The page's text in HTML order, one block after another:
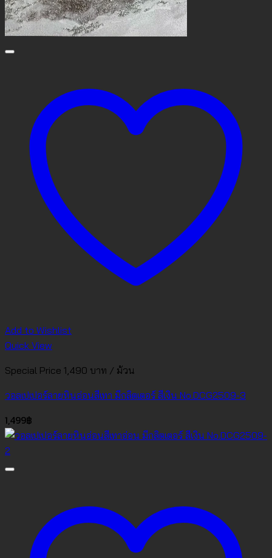
Add to Wishlist
Quick View
Special Price 1,490 บาท / ม้วน
วอลเปเปอร์ลายหินอ่อนสีเทา มีกลิตเตอร์ สีเงิน No.DCG2509-3
1,499฿